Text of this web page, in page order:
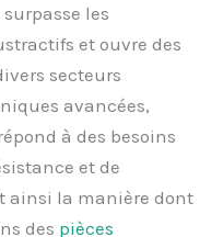
les
et ouvre des
secteurs
avancées,
à des besoins
et de
ainsi la manière dont
des pièces